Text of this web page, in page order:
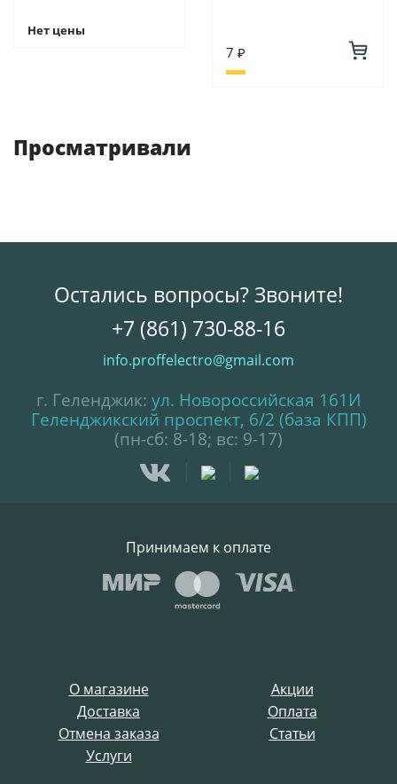
Нет цены
7 ₽
Просматривали
О магазине
Акции
Доставка
Оплата
Отмена заказа
Статьи
Услуги
Остались вопросы? Звоните!
+7 (861) 730-88-16
info.proffelectro@gmail.com
г. Геленджик: ул. Новороссийская 161И
Геленджикский проспект, 6/2 (база КПП)
(пн-сб: 8-18; вс: 9-17)
Принимаем к оплате